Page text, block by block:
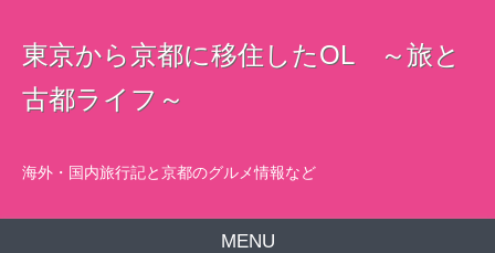
東京から京都に移住したOL ～旅と
古都ライフ～
海外・国内旅行記と京都のグルメ情報など
MENU